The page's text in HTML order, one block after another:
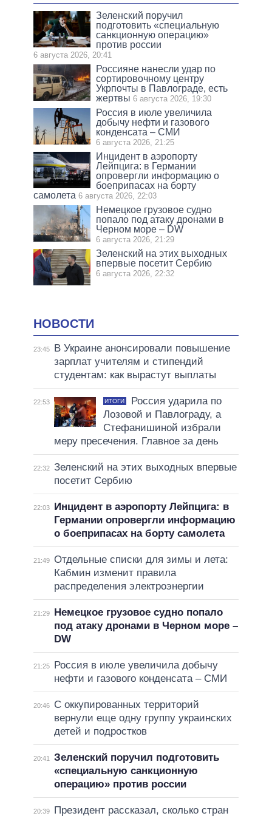
Зеленский поручил
подготовить «специальную
санкционную операцию»
против россии
6 августа 2026, 20:41
Россияне нанесли удар по
сортировочному центру
Укрпочты в Павлограде, есть
жертвы 6 августа 2026, 19:30
Россия в июле увеличила
добычу нефти и газового
конденсата – СМИ
6 августа 2026, 21:25
Инцидент в аэропорту
Лейпцига: в Германии
опровергли информацию о
боеприпасах на борту
самолета 6 августа 2026, 22:03
Немецкое грузовое судно
попало под атаку дронами в
Черном море – DW
6 августа 2026, 21:29
Зеленский на этих выходных
впервые посетит Сербию
6 августа 2026, 22:32
НОВОСТИ
23:45
В Украине анонсировали повышение
зарплат учителям и стипендий
студентам: как вырастут выплаты
22:53 ИТОГИ
Россия ударила по
Лозовой и Павлограду, а
Стефанишиной избрали
меру пресечения. Главное за день
22:32 Зеленский на этих выходных впервые
посетит Сербию
22:03
Инцидент в аэропорту Лейпцига: в
Германии опровергли информацию
о боеприпасах на борту самолета
21:49 Отдельные списки для зимы и лета:
Кабмин изменит правила
распределения электроэнергии
21:29
Немецкое грузовое судно попало
под атаку дронами в Черном море –
DW
21:25
Россия в июле увеличила добычу
нефти и газового конденсата – СМИ
20:46
С оккупированных территорий
вернули еще одну группу украинских
детей и подростков
20:41
Зеленский поручил подготовить
«специальную санкционную
операцию» против россии
20:39
Президент рассказал, сколько стран